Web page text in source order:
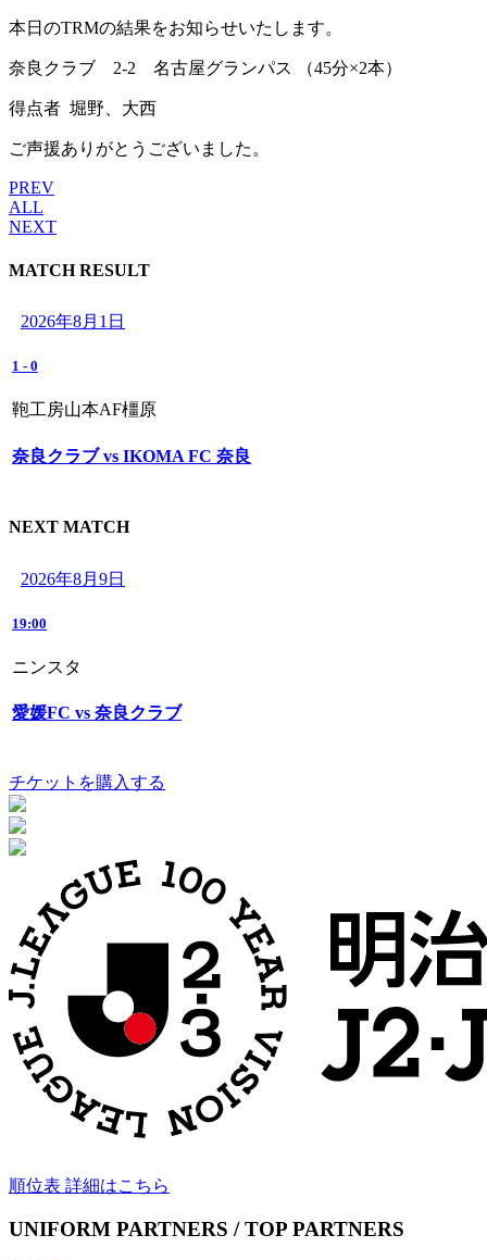
本日のTRMの結果をお知らせいたします。
奈良クラブ 2-2 名古屋グランパス （45分×2本）
得点者 堀野、大西
ご声援ありがとうございました。
PREV
ALL
NEXT
MATCH RESULT
2026年8月1日
1 - 0
鞄工房山本AF橿原
奈良クラブ vs IKOMA FC 奈良
NEXT MATCH
2026年8月9日
19:00
ニンスタ
愛媛FC vs 奈良クラブ
チケットを購入する
順位表 詳細はこちら
UNIFORM PARTNERS / TOP PARTNERS